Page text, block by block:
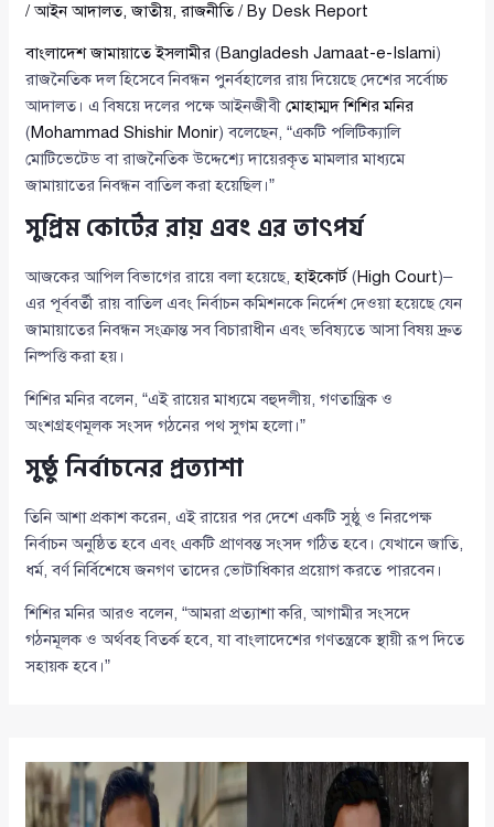
/আইন আদালত,জাতীয়,রাজনীতি/ By Desk Report
বাংলাদেশ জামায়াতে ইসলামীর (Bangladesh Jamaat-e-Islami)
রাজনৈতিক দল হিসেবে নিবন্ধন পুনর্বহালের রায় দিয়েছে দেশের সর্বোচ্চ
আদালত। এ বিষয়ে দলের পক্ষে আইনজীবীমোহাম্মদ শিশির মনির
(Mohammad Shishir Monir) বলেছেন, “একটি পলিটিক্যালি
মোটিভেটেড বা রাজনৈতিক উদ্দেশ্যে দায়েরকৃত মামলার মাধ্যমে
জামায়াতের নিবন্ধন বাতিল করা হয়েছিল।”
সুপ্রিম কোর্টের রায় এবং এর তাৎপর্য
আজকের আপিল বিভাগের রায়ে বলা হয়েছে,হাইকোর্ট (High Court)–
এর পূর্ববর্তী রায় বাতিল এবং নির্বাচন কমিশনকে নির্দেশ দেওয়া হয়েছে যেন
জামায়াতের নিবন্ধন সংক্রান্ত সব বিচারাধীন এবং ভবিষ্যতে আসা বিষয় দ্রুত
নিষ্পত্তি করা হয়।
শিশির মনির বলেন, “এই রায়ের মাধ্যমে বহুদলীয়, গণতান্ত্রিক ও
অংশগ্রহণমূলক সংসদ গঠনের পথ সুগম হলো।”
সুষ্ঠু নির্বাচনের প্রত্যাশা
তিনি আশা প্রকাশ করেন, এই রায়ের পর দেশে একটি সুষ্ঠু ও নিরপেক্ষ
নির্বাচন অনুষ্ঠিত হবে এবং একটি প্রাণবন্ত সংসদ গঠিত হবে। যেখানে জাতি,
ধর্ম, বর্ণ নির্বিশেষে জনগণ তাদের ভোটাধিকার প্রয়োগ করতে পারবেন।
শিশির মনির আরও বলেন, “আমরা প্রত্যাশা করি, আগামীর সংসদে
গঠনমূলক ও অর্থবহ বিতর্ক হবে, যা বাংলাদেশের গণতন্ত্রকে স্থায়ী রূপ দিতে
সহায়ক হবে।”